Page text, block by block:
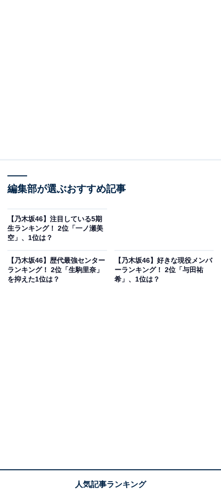
編集部が選ぶおすすめ記事
【乃木坂46】注目している5期
生ランキング！ 2位「一ノ瀬美
空」、1位は？
【乃木坂46】歴代最強センター
ランキング！ 2位「生駒里奈」
を抑えた1位は？
【乃木坂46】好きな現役メンバ
ーランキング！ 2位「与田祐
希」、1位は？